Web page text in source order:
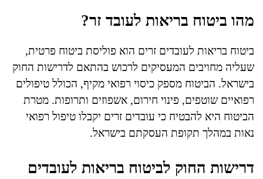
מהו ביטוח בריאות לעובד זר?
ביטוח בריאות לעובדים זרים הוא פוליסת ביטוח פרטית,
שעליה מחויבים המעסיקים לרכוש בהתאם לדרישות החוק
בישראל. הביטוח מספק כיסוי רפואי מקיף, הכולל טיפולים
רפואיים שוטפים, פינוי חירום, אשפוזים ותרופות. מטרת
הביטוח היא להבטיח כי עובדים זרים יקבלו טיפול רפואי
נאות במהלך תקופת העסקתם בישראל.
דרישות החוק לביטוח בריאות לעובדים